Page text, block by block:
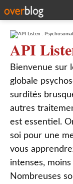
API
Bienvenue sur
globale
surdités
autres
est essentiel.
soi pour une
vous
intenses,
Nombreuses